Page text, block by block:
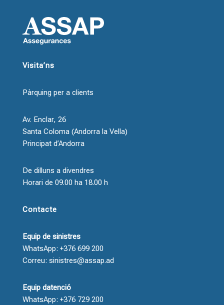
Visita’ns
Pàrquing per a clients
Av. Enclar, 26
Santa Coloma (Andorra la Vella)
Principat d’Andorra
De dilluns a divendres
Horari de 09.00 ha 18.00 h
Contacte
Equip de sinistres
WhatsApp: +376 699 200
Correu: sinistres@assap.ad
Equip datenció
WhatsApp: +376 729 200